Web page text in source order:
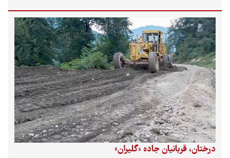
زمین‌های پارک ملی بمو را اشغال کرده است تا به گفتهٔ «بهمن
پیشکسوت محیط زیست بزرگترین پروندهٔ زمین‌خواری در
در محدودهٔ مناطق تحت‌مدیریت سازمان حفاظت محیط
در این منطقه رقم بخورد. «یکی داستان است پر آب چشم»،
از هر کدام از مناطق چهارگانهٔ سازمان حفاظت محیط زیست،
بمو مصداق دارد.
قربانیان جاده «گلیران»